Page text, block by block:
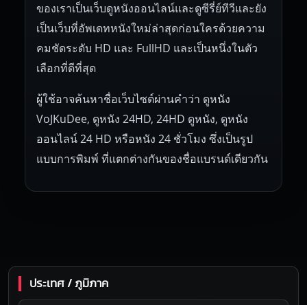
ของเราเป็นเว็บดูหนังออนไลน์และดูซีรี่ย์ทีวีและยัง
เป็นเว็บที่อัพเดทหนังใหม่ล่าสุดก่อนใครด้วยความ
คมชัดระดับ HD และ FullHD และเป็นหนึ่งในตัว
เลือกที่ดีที่สุด
ผู้ใช้อาจค้นหาชื่อเว็บไซต์ผ่านคำว่า ดูหนัง
VoJKuDee, ดูหนัง 24HD, 24HD ดูหนัง, ดูหนัง
ออนไลน์ 24 HD หรือหนัง 24 ชั่วโมง ซึ่งเป็นรูป
แบบการพิมพ์ ที่แตกต่างกันของชื่อแบรนด์เดียวกัน
ประเทศ / ภูมิภาค